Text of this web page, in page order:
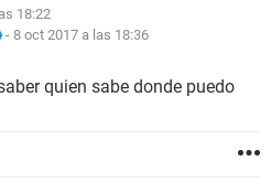
18:22
- 8 oct 2017 a las 18:36
quien sabe donde puedo